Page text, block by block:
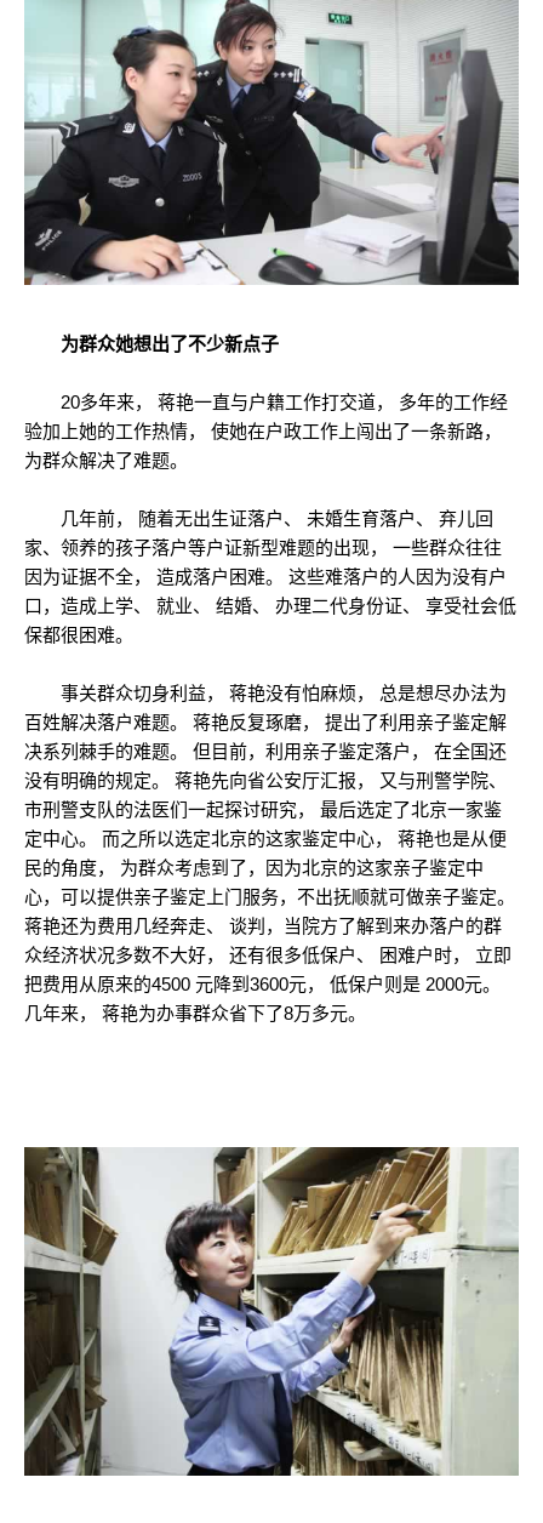
为群众她想出了不少新点子
20多年来， 蒋艳一直与户籍工作打交道， 多年的工作经
验加上她的工作热情， 使她在户政工作上闯出了一条新路，
为群众解决了难题。
几年前， 随着无出生证落户、 未婚生育落户、 弃儿回
家、领养的孩子落户等户证新型难题的出现， 一些群众往往
因为证据不全， 造成落户困难。 这些难落户的人因为没有户
口，造成上学、 就业、 结婚、 办理二代身份证、 享受社会低
保都很困难。
事关群众切身利益， 蒋艳没有怕麻烦， 总是想尽办法为
百姓解决落户难题。 蒋艳反复琢磨， 提出了利用亲子鉴定解
决系列棘手的难题。 但目前，利用亲子鉴定落户， 在全国还
没有明确的规定。 蒋艳先向省公安厅汇报， 又与刑警学院、
市刑警支队的法医们一起探讨研究， 最后选定了北京一家鉴
定中心。 而之所以选定北京的这家鉴定中心， 蒋艳也是从便
民的角度， 为群众考虑到了，因为北京的这家亲子鉴定中
心，可以提供亲子鉴定上门服务，不出抚顺就可做亲子鉴定。
蒋艳还为费用几经奔走、 谈判，当院方了解到来办落户的群
众经济状况多数不大好， 还有很多低保户、 困难户时， 立即
把费用从原来的4500 元降到3600元， 低保户则是 2000元。
几年来， 蒋艳为办事群众省下了8万多元。